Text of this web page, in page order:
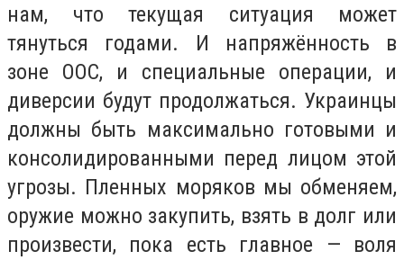
нам, что текущая ситуация может
тянуться годами. И напряжённость в
зоне ООС, и специальные операции, и
диверсии будут продолжаться. Украинцы
должны быть максимально готовыми и
консолидированными перед лицом этой
угрозы. Пленных моряков мы обменяем,
оружие можно закупить, взять в долг или
произвести, пока есть главное — воля